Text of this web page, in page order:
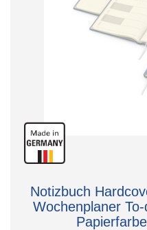
Notizbuch
Wochenplaner